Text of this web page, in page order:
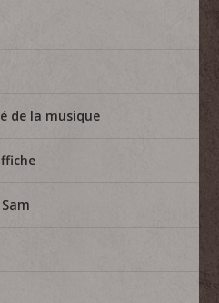
de la musique